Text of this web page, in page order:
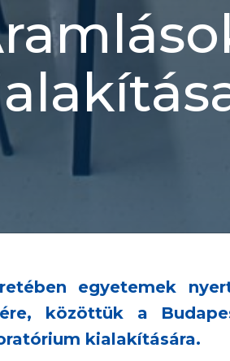
egyetemek
közöttük a
kialakítására.